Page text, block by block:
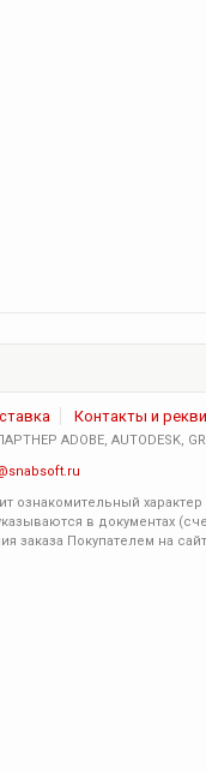
Контакты и
ADOBE, AUTODESK,
ознакомительный
в документах
заказа Покупателем на